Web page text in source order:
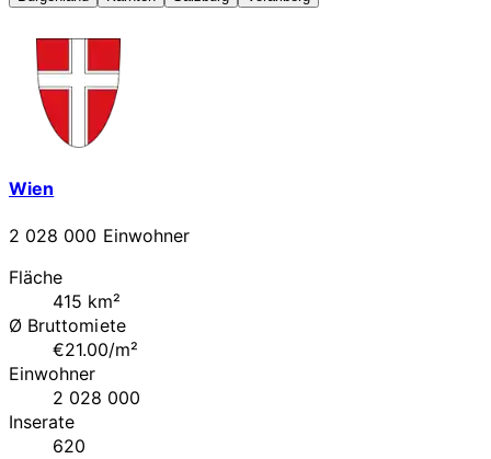
Wien
2 028 000 Einwohner
Fläche
415 km²
Ø Bruttomiete
€21.00/m²
Einwohner
2 028 000
Inserate
620